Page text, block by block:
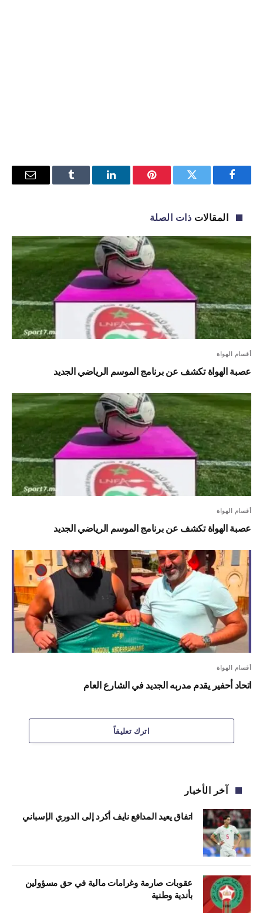
فيسبوك تويتر بينتيريستلينكدإن Tumblr
البريد
المقالات ذات الصلة
أقسام الهواة
عصبة الهواة تكشف عن برنامج الموسم الرياضي الجديد
أقسام الهواة
عصبة الهواة تكشف عن برنامج الموسم الرياضي الجديد
أقسام الهواة
اتحاد أحفير يقدم مدربه الجديد في الشارع العام
اترك تعليقاً
آخر الأخبار
اتفاق يعيد المدافع نايف أكرد إلى الدوري الإسباني
عقوبات صارمة وغرامات مالية في حق مسؤولين
بأندية وطنية